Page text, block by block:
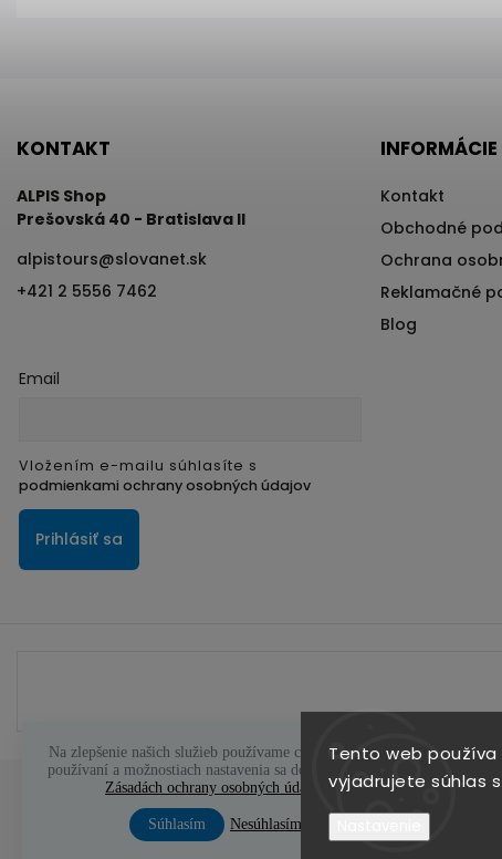
Tento web
vyjadrujete súhlas
KONTAKT
ALPIS Shop
Prešovská 40 - Bratislava II
alpistours@slovanet.sk
+421 2 5556 7462
INFORMÁCIE
Kontakt
Obchodné
Ochrana
Reklamačné
Blog
Email
Vložením e-mailu súhlasíte s
podmienkami ochrany osobných údajov
Prihlásiť sa
Na zlepšenie našich služieb používame cookies. O ich
používaní a možnostiach nastavenia sa dozviete viac v
Zásadách ochrany osobných údajov
Súhlasím Nesúhlasím